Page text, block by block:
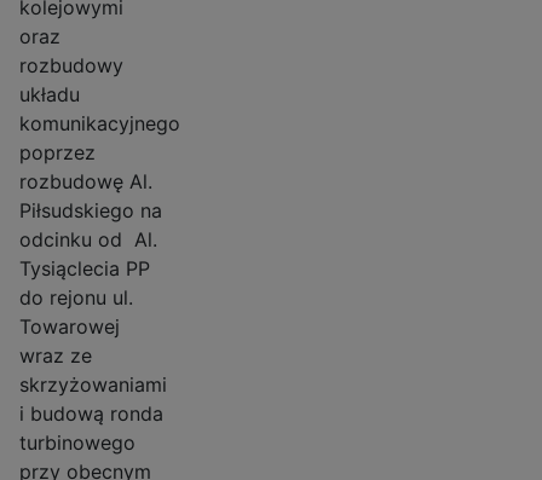
kolejowymi
oraz
rozbudowy
układu
komunikacyjnego
poprzez
rozbudowę Al.
Piłsudskiego na
odcinku od Al.
Tysiąclecia PP
do rejonu ul.
Towarowej
wraz ze
skrzyżowaniami
i budową ronda
turbinowego
przy obecnym